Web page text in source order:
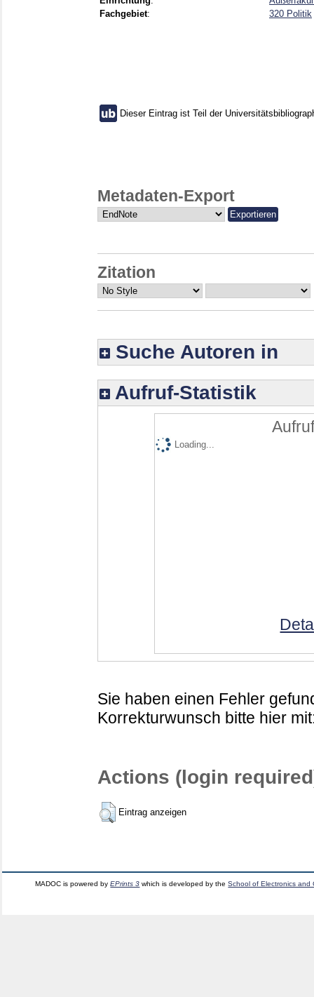
Fachgebiet: 320 Politik
Dieser Eintrag ist Teil der
Metadaten-Export
Zitation
Suche Autoren in
Aufruf-Statistik
Loading...
Sie haben einen Fehler
Korrekturwunsch bitte hier
Actions (login
Eintrag anzeigen
MADOC is powered byEPrints 3 which is developed by theSchool of Electronics and